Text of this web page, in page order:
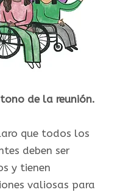
de la reunión.
que todos los
deben ser
y tienen
valiosas para